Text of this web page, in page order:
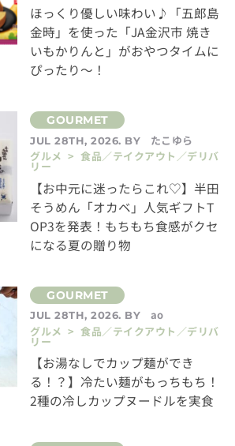
ほっくり優しい味わい♪「五郎島
金時」を使った「JA金沢市 焼き
いもかりんと」がおやつタイムに
ぴったり～！
JUL 28TH, 2026. BY
たこゆら
グルメ > 食品／テイクアウト／デリバ
リー
【お中元に迷ったらこれ♡】半田
そうめん「オカベ」人気ギフトT
OP3を発表！もちもち食感がクセ
になる夏の贈り物
JUL 28TH, 2026. BY
ao
グルメ > 食品／テイクアウト／デリバ
リー
【お湯なしでカップ麺ができ
る！？】冷たい麺がもっちもち！
2種の冷しカップヌードルを実食